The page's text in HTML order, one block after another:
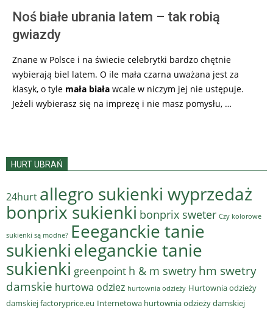
Noś białe ubrania latem – tak robią
gwiazdy
Znane w Polsce i na świecie celebrytki bardzo chętnie
wybierają biel latem. O ile mała czarna uważana jest za
klasyk, o tyle mała biała wcale w niczym jej nie ustępuje.
Jeżeli wybierasz się na imprezę i nie masz pomysłu, …
HURT UBRAŃ
24hurt allegro sukienki wyprzedaż
bonprix sukienki bonprix sweter Czy kolorowe
sukienki są modne? Eeeganckie tanie
sukienkieleganckie tanie
sukienki greenpoint h & m swetry hm swetry
damskie hurtowa odziez hurtownia odzieży Hurtownia odzieży
damskiej factoryprice.eu Internetowa hurtownia odzieży damskiej